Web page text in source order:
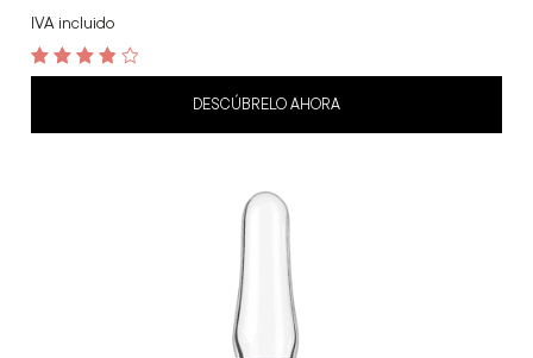
IVA incluido
3.9
DESCÚBRELO AHORA